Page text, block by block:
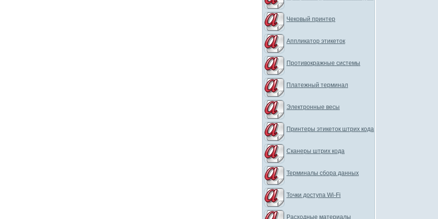
Чековый принтер
Аппликатор этикеток
Противокражные системы
Платежный терминал
Электронные весы
Принтеры этикеток штрих кода
Сканеры штрих кода
Терминалы сбора данных
Точки доступа Wi-Fi
Расходные материалы